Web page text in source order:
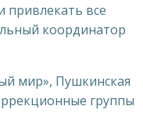
все
координатор
мир», Пушкинская
группы